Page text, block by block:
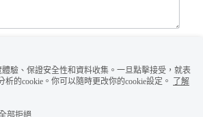
體驗、保證安全性和資料收集。一旦點擊接受，就表
的cookie。你可以隨時更改你的cookie設定。
了解
部拒絕